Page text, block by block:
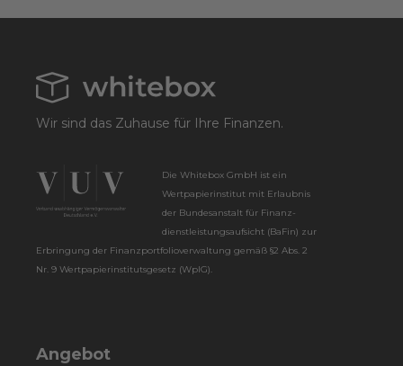
Wir sind das Zuhause für Ihre Finanzen.
Die Whitebox GmbH ist ein
Wertpapier­institut mit Erlaubnis
der Bundes­anstalt für Finanz­
dienstleistungs­aufsicht (BaFin) zur
Erbringung der Finanz­portfolio­verwaltung gemäß §2 Abs. 2
Nr. 9 Wertpapier­instituts­gesetz (WpIG).
Angebot